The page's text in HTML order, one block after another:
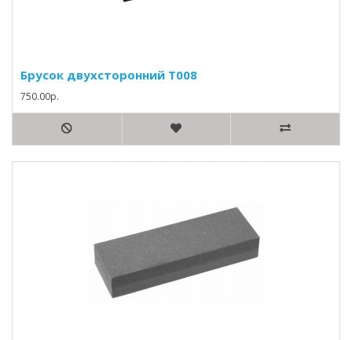
Брусок двухсторонний Т008
750.00р.